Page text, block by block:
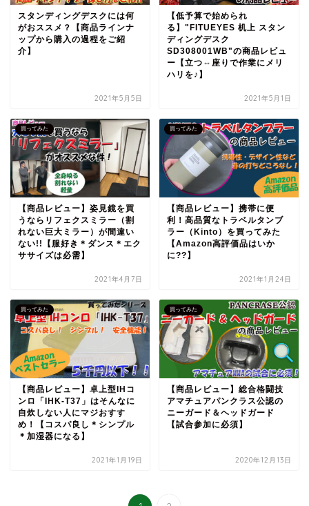
スタンディングデスクには何
がおススメ？【商品ラインナ
ップから購入の過程をご紹
介】
2021年5月5日
【低予算で始められ
る】"FITUEYES 机上 スタン
ディングデスク
SD308001WB"の商品レビュ
ー【立つ⇔座りで作業にメリ
ハリを♪】
2021年5月1日
買ってみた
【商品レビュー】姿見鏡を買
うならリフェクスミラー（割
れない巨大ミラー）が間違い
ない!!【服好き＊ダンス＊エク
ササイズは必需】
2021年4月7日
買ってみた
【商品レビュー】携帯に便
利！高品質なトラベルタンブ
ラー（Kinto）を買ってみた
【Amazon高評価品はいか
に??】
2021年1月24日
買ってみた
【商品レビュー】卓上型IHコ
ンロ「IHK-T37」はそんなに
自炊しない人にマジおすす
め！【コスパ良し＊シンプル
＊加湿器になる】
2021年1月19日
買ってみた
【商品レビュー】総合格闘技
アマチュアパンクラス公認の
ニーガード＆ヘッドガード
【試合参加に必須】
2020年12月13日